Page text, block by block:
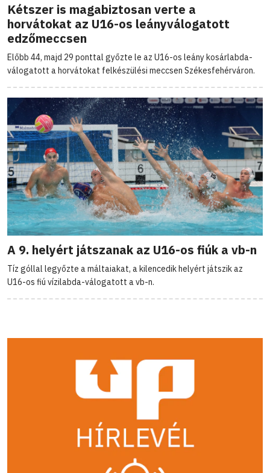
Kétszer is magabiztosan verte a
horvátokat az U16-os leányválogatott
edzőmeccsen
Előbb 44, majd 29 ponttal győzte le az U16-os leány kosárlabda-
válogatott a horvátokat felkészülési meccsen Székesfehérváron.
A 9. helyért játszanak az U16-os fiúk a vb-n
Tíz góllal legyőzte a máltaiakat, a kilencedik helyért játszik az
U16-os fiú vízilabda-válogatott a vb-n.